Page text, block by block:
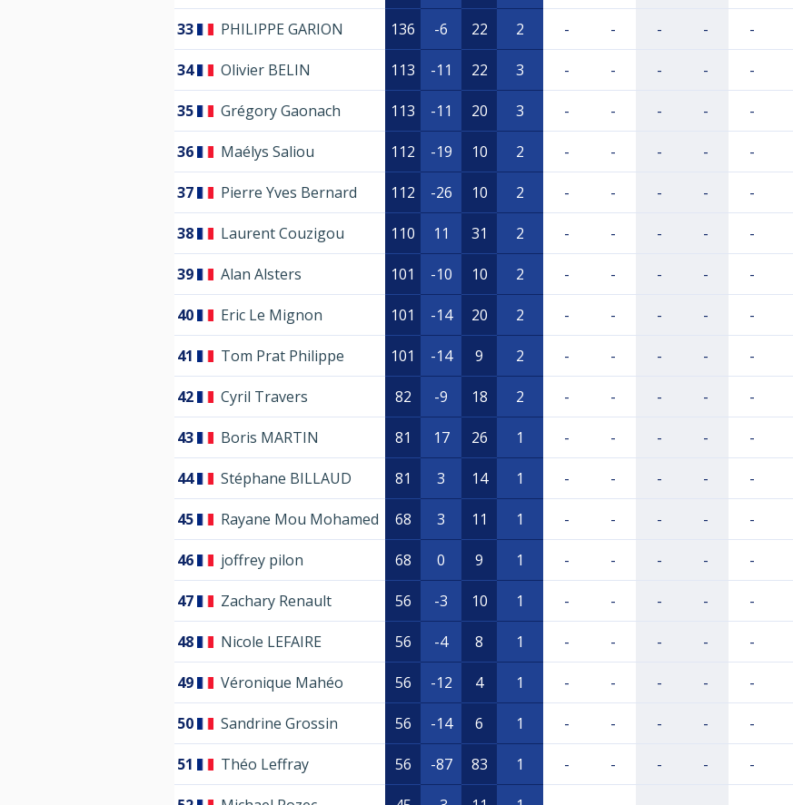
33 PHILIPPE GARION 136 -6 22 2 - - - - -
34 Olivier BELIN 113 -11 22 3 - - - - -
35 Grégory Gaonach 113 -11 20 3 - - - - -
36 Maélys Saliou 112 -19 10 2 - - - - -
37 Pierre Yves Bernard 112 -26 10 2 - - - - -
38 Laurent Couzigou 110 11 31 2 - - - - -
39 Alan Alsters 101 -10 10 2 - - - - -
40 Eric Le Mignon 101 -14 20 2 - - - - -
41 Tom Prat Philippe 101 -14 9 2 - - - - -
42 Cyril Travers 82 -9 18 2 - - - - -
43 Boris MARTIN 81 17 26 1 - - - - -
44 Stéphane BILLAUD 81 3 14 1 - - - - -
45 Rayane Mou Mohamed 68 3 11 1 - - - - -
46 joffrey pilon 68 0 9 1 - - - - -
47 Zachary Renault 56 -3 10 1 - - - - -
48 Nicole LEFAIRE 56 -4 8 1 - - - - -
49 Véronique Mahéo 56 -12 4 1 - - - - -
50 Sandrine Grossin 56 -14 6 1 - - - - -
51 Théo Leffray 56 -87 83 1 - - - - -